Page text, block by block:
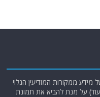
ממקורות המודיעין הגלוי
על מנת להביא את תמונת